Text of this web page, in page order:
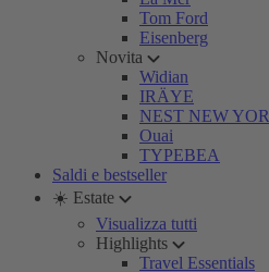
Tom Ford
Eisenberg
Novita
Widian
IRÄYE
NEST NEW
Ouai
TYPEBEA
Saldi e bestseller
☀️ Estate
Visualizza tutti
Highlights
Travel Essentials